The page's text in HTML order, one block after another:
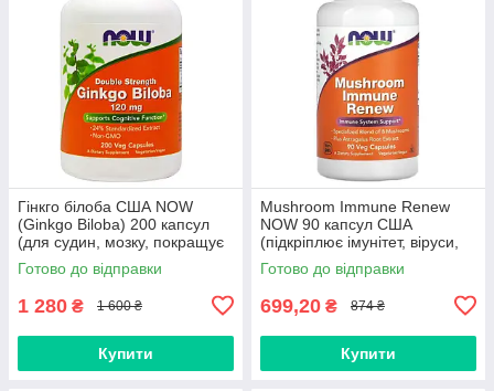
Гінкго білоба США NOW
(Ginkgo Biloba) 200 капсул
(для судин, мозку, покращує
пам'ять, інсульт, тиск)
Готово до відправки
1 280 ₴ 1 600 ₴
Купити
Mushroom Immune Renew
NOW 90 капсул США
(підкріплює імунітет, віруси,
грибки, астрагал, кордицепс,
рейші)
Готово до відправки
699,20 ₴ 874 ₴
Купити